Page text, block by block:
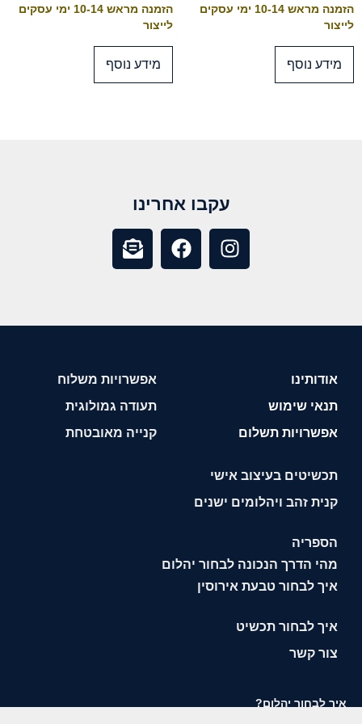
הזמנה מראש 10-14 ימי עסקים
לייצור
מידע נוסף
הזמנה מראש 10-14 ימי עסקים
לייצור
מידע נוסף
עקבו אחרינו
אודותינו
תנאי שימוש
אפשרויות תשלום
אפשרויות משלוח
תעודה גמולוגית
קנייה מאובטחת
תכשיטים בעיצוב אישי
קנית זהב ויהלומים ישנים
הספריה
מהי הדרך הנכונה לבחור יהלום
איך לבחור טבעת אירוסין
איך לבחור תכשיט
צור קשר
איך לבחור יהלום?